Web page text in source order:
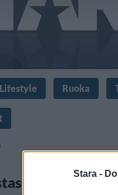
Stara -
Lifestyle Ruoka
Victoria’s